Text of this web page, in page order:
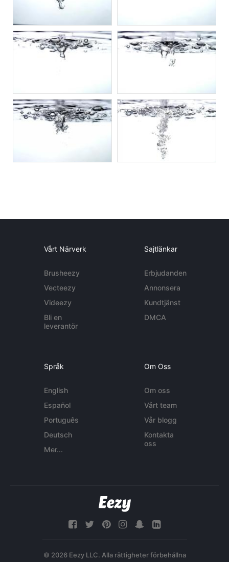
Vårt Närverk
Brusheezy
Vecteezy
Videezy
Bli en
leverantör
Sajtlänkar
Erbjudanden
Annonsera
Kundtjänst
DMCA
Språk
English
Español
Português
Deutsch
Mer...
Om Oss
Om oss
Vårt team
Vår blogg
Kontakta
oss
© 2026 Eezy LLC. Alla rättigheter förbehållna